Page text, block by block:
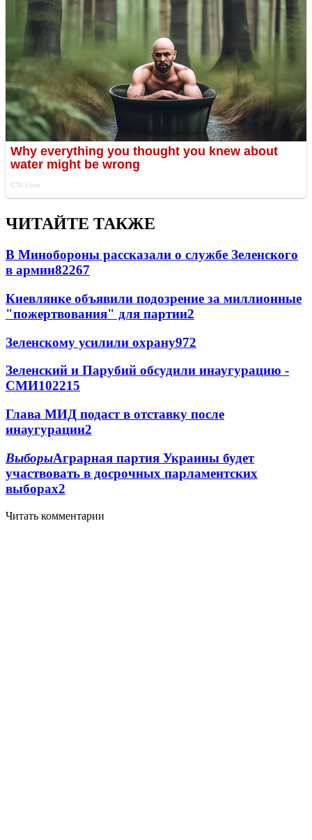
ЧИТАЙТЕ ТАКЖЕ
В Минобороны рассказали о службе Зеленского
в армии82267
Киевлянке объявили подозрение за миллионные
"пожертвования" для партии2
Зеленскому усилили охрану972
Зеленский и Парубий обсудили инаугурацию -
СМИ102215
Глава МИД подаст в отставку после
инаугурации2
ВыборыАграрная партия Украины будет
участвовать в досрочных парламентских
выборах2
Читать комментарии